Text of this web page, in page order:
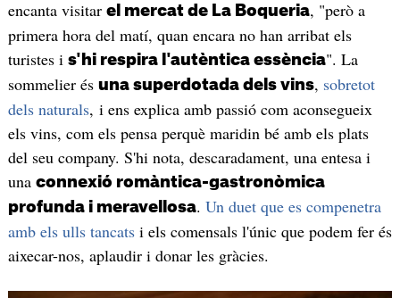
encanta visitar el mercat de La Boqueria, "però a
primera hora del matí, quan encara no han arribat els
turistes i s'hi respira l'autèntica essència". La
sommelier és una superdotada dels vins, sobretot
dels naturals, i ens explica amb passió com aconsegueix
els vins, com els pensa perquè maridin bé amb els plats
del seu company. S'hi nota, descaradament, una entesa i
una connexió romàntica-gastronòmica
profunda i meravellosa. Un duet que es compenetra
amb els ulls tancatsi els comensals l'únic que podem fer és
aixecar-nos, aplaudir i donar les gràcies.